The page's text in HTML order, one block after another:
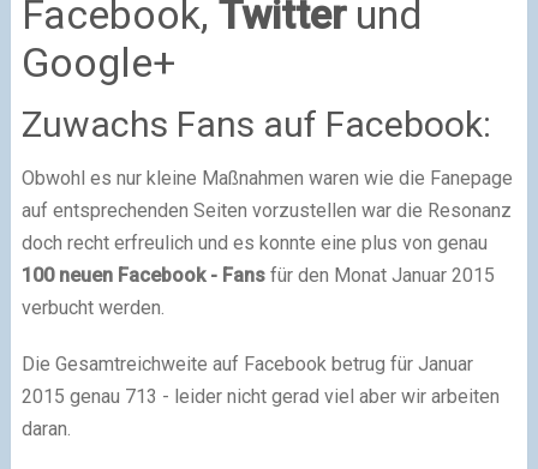
Facebook, Twitterund
Google+
Zuwachs Fans auf Facebook:
Obwohl es nur kleine Maßnahmen waren wie die Fanepage
auf entsprechenden Seiten vorzustellen war die Resonanz
doch recht erfreulich und es konnte eine plus von genau
100 neuen Facebook- Fansfür den Monat Januar 2015
verbucht werden.
Die Gesamtreichweite auf Facebook betrug für Januar
2015 genau 713 - leider nicht gerad viel aber wir arbeiten
daran.